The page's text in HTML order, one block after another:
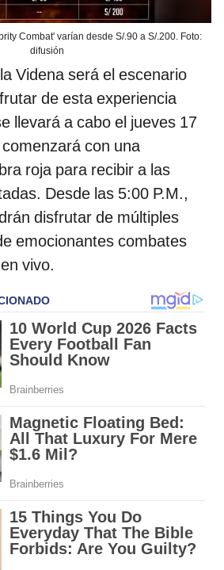
Combat' varían desde S/.90 a S/.200. Foto:
difusión
Videna será el escenario
de esta experiencia
llevará a cabo el jueves 17
con una
roja para recibir a las
Desde las 5:00 P.M.,
disfrutar de múltiples
emocionantes combates
vivo.